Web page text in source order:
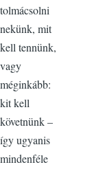
tolmácsolni
nekünk, mit
kell tennünk,
vagy
méginkább:
kit kell
követnünk –
így ugyanis
mindenféle